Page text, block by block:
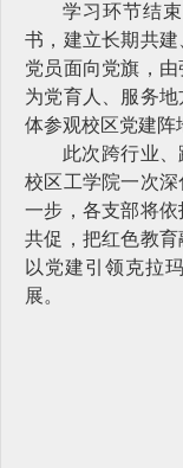
学习环节结
书，建立长期共
党员面向党旗，
为党育人、服务
体参观校区党建阵
此次跨行业
校区工学院一次
一步，各支部将
共促，把红色教育
以党建引领克拉
展。